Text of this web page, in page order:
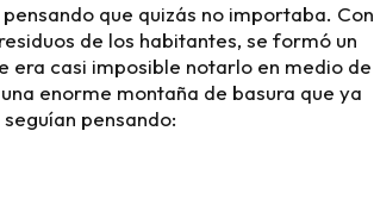
que quizás no importaba. Con
de los habitantes, se formó un
era casi imposible notarlo en medio de
enorme montaña de basura que ya
pensando: